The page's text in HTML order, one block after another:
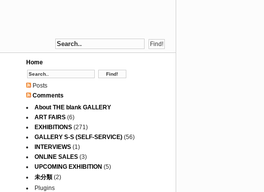
Home
Posts
Comments
About THE blank GALLERY
ART FAIRS(6)
EXHIBITIONS(271)
GALLERY S-S (SELF-SERVICE)(56)
INTERVIEWS(1)
ONLINE SALES(3)
UPCOMING EXHIBITION (5)
未分類(2)
Plugins